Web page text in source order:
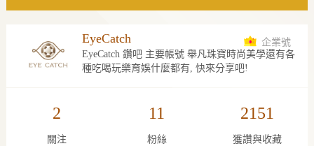
EyeCatch
企業號
EyeCatch 鑽吧 主要帳號 舉凡珠寶時尚美學還有各
種吃喝玩樂育娛什麼都有, 快來分享吧!
2
關注
11
粉絲
2151
獲讚與收藏